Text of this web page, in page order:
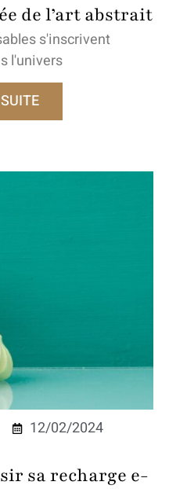
de l’art abstrait
s'inscrivent
l'univers
12/02/2024
sa recharge e-